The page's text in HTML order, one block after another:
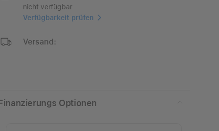
nicht verfügbar
Verfügbarkeit prüfen
Versand:
Optionen